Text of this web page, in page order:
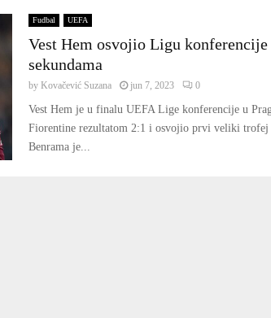
Fudbal UEFA
Vest Hem osvojio Ligu
sekundama
by Kovačević Suzana jun 7, 2023 0
Vest Hem je u finalu UEFA Lige konferencije u
Fiorentine rezultatom 2:1 i osvojio prvi veliki trofej
Benrama je...